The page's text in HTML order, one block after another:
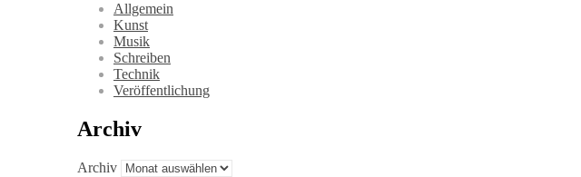
Allgemein
Kunst
Musik
Schreiben
Technik
Veröffentlichung
Archiv
Archiv